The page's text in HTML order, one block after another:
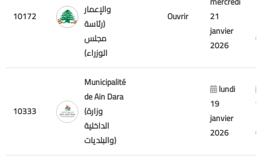
10172
والإعمار
(رئاسة
مجلس
الوزراء)
Ouvrir
21
janvier
2026
10333
Municipalité
de Ain Dara
(وزارة
الداخلية
والبلديات)
lundi
19
janvier
2026